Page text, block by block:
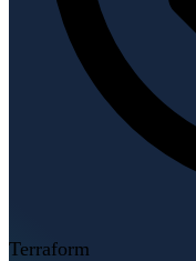
Terraform